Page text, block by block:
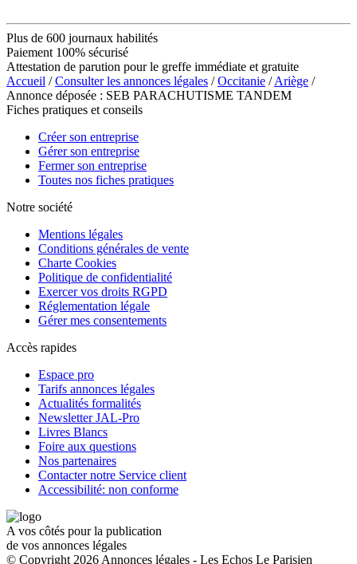
Plus de 600 journaux habilités
Paiement 100% sécurisé
Attestation de parution pour le greffe immédiate et gratuite
Accueil /Consulter les annonces légales /Occitanie /Ariège /
Annonce déposée : SEB PARACHUTISME TANDEM
Fiches pratiques et conseils
Créer son entreprise
Gérer son entreprise
Fermer son entreprise
Toutes nos fiches pratiques
Notre société
Mentions légales
Conditions générales de vente
Charte Cookies
Politique de confidentialité
Exercer vos droits RGPD
Réglementation légale
Gérer mes consentements
Accès rapides
Espace pro
Tarifs annonces légales
Actualités formalités
Newsletter JAL-Pro
Livres Blancs
Foire aux questions
Nos partenaires
Contacter notre Service client
Accessibilité: non conforme
A vos côtés pour la publication
de vos annonces légales
© Copyright 2026 Annonces légales - Les Echos Le Parisien